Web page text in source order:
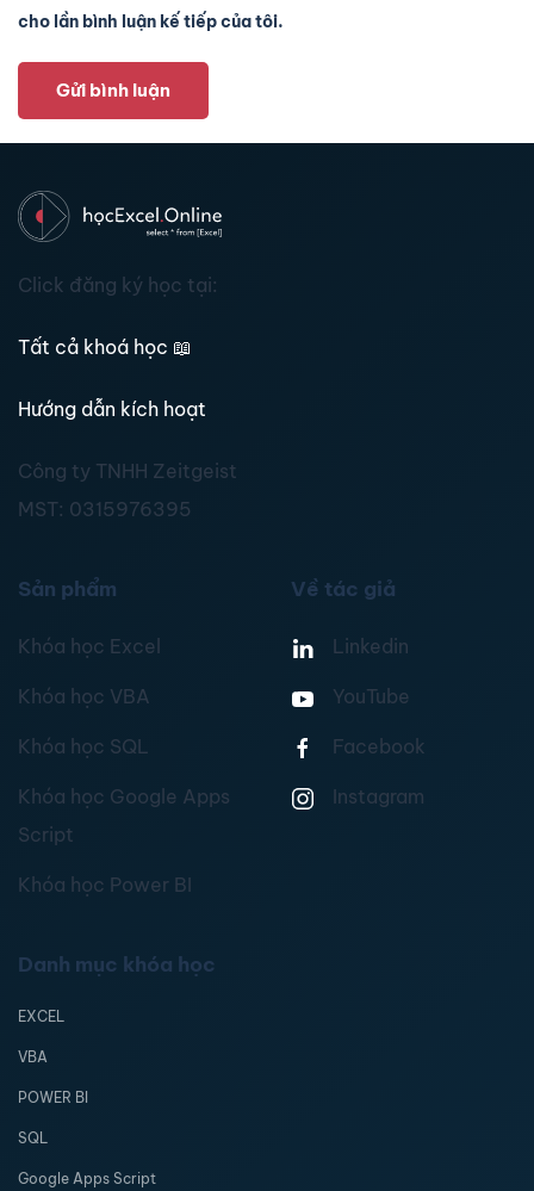
cho lần bình luận kế tiếp của tôi.
Gửi bình luận
Click đăng ký học tại:
Tất cả khoá học 📖
Hướng dẫn kích hoạt
Công ty TNHH Zeitgeist
MST: 0315976395
Sản phẩm
Khóa học Excel
Khóa học VBA
Khóa học SQL
Khóa học Google Apps
Script
Khóa học Power BI
Về tác giả
Linkedin
YouTube
Facebook
Instagram
Danh mục khóa học
EXCEL
VBA
POWER BI
SQL
Google Apps Script